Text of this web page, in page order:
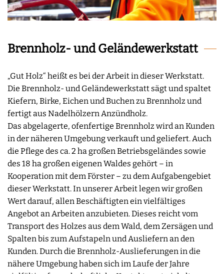
Brennholz- und Geländewerkstatt
„Gut Holz“ heißt es bei der Arbeit in dieser Werkstatt.
Die Brennholz- und Geländewerkstatt sägt und spaltet
Kiefern, Birke, Eichen und Buchen zu Brennholz und
fertigt aus Nadelhölzern Anzündholz.
Das abgelagerte, ofenfertige Brennholz wird an Kunden
in der näheren Umgebung verkauft und geliefert. Auch
die Pflege des ca. 2 ha großen Betriebsgeländes sowie
des 18 ha großen eigenen Waldes gehört – in
Kooperation mit dem Förster – zu dem Aufgabengebiet
dieser Werkstatt. In unserer Arbeit legen wir großen
Wert darauf, allen Beschäftigten ein vielfältiges
Angebot an Arbeiten anzubieten. Dieses reicht vom
Transport des Holzes aus dem Wald, dem Zersägen und
Spalten bis zum Aufstapeln und Ausliefern an den
Kunden. Durch die Brennholz-Auslieferungen in die
nähere Umgebung haben sich im Laufe der Jahre